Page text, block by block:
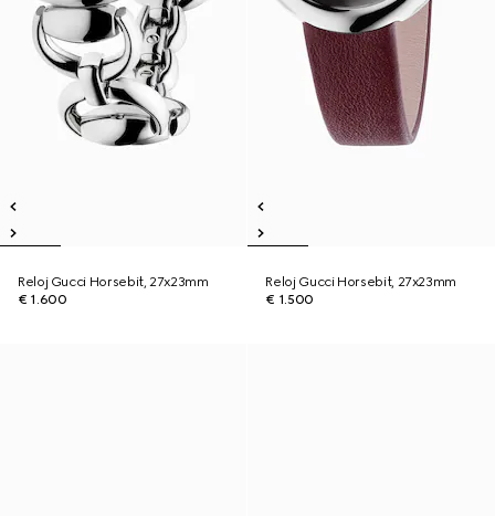
Reloj Gucci Horsebit, 27x23mm
€ 1.600
Reloj Gucci Horsebit, 27x23mm
€ 1.500